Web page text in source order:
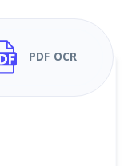
PDF OCR